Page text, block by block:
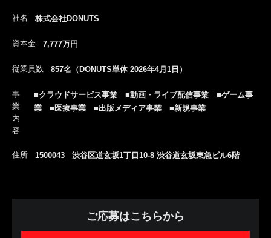
社名 株式会社DONUTS
資本金 7,777万円
従業員数 857名（DONUTS単体 2026年4月1日）
事
業
内
容
■クラウドサービス事業 ■動画・ライブ配信事業 ■ゲーム事
業 ■医療事業 ■出版メディア事業 ■新規事業
住所 1500043 渋谷区道玄坂1丁目10-8 渋谷道玄坂東急ビル6階
ご応募はこちらから